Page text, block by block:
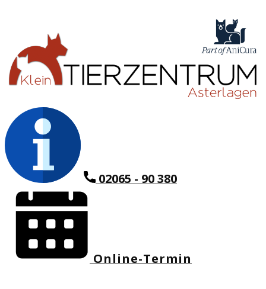
02065 - 90 380
Online-Termin